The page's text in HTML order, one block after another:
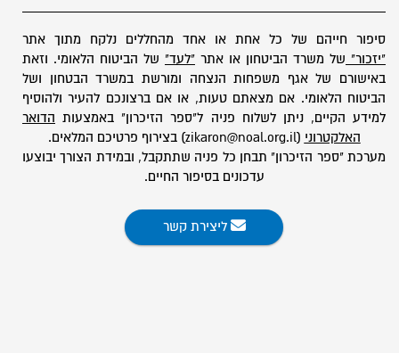
סיפור חייהם של כל אחת או אחד מהחללים נלקח מתוך אתר
"יזכור" של משרד הביטחון או אתר "לעד" של הביטוח הלאומי. וזאת
באישורם של אגף משפחות הנצחה ומורשת במשרד הבטחון ושל
הביטוח הלאומי. אם מצאתם טעות, או אם ברצונכם להעיר ולהוסיף
למידע הקיים, ניתן לשלוח פניה ל"ספר הזיכרון" באמצעות הדואר
האלקטרוני (zikaron@noal.org.il) בצירוף פרטיכם המלאים.
מערכת "ספר הזיכרון" תבחן כל פניה שתתקבל, ובמידת הצורך יבוצעו
עדכונים בסיפור החיים.
ליצירת קשר